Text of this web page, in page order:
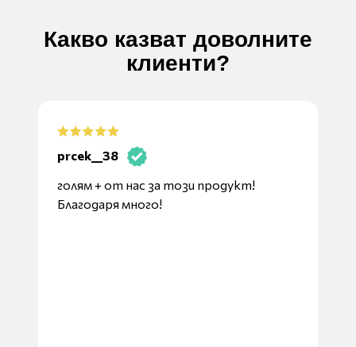
Какво казват доволните
клиенти?
prcek__38
голям + от нас за този продукт!
Благодаря много!